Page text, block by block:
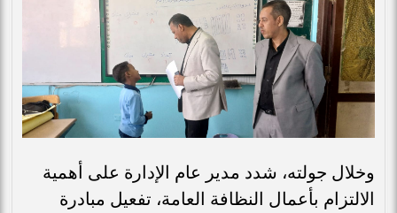
وخلال جولته، شدد مدير عام الإدارة على أهمية
الالتزام بأعمال النظافة العامة، تفعيل مبادرة